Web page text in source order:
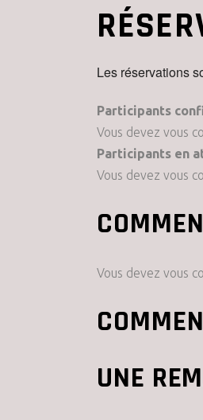
Les réservations
Participants
Vous devez vous
Participants en
Vous devez vous
Vous devez vous
UNE